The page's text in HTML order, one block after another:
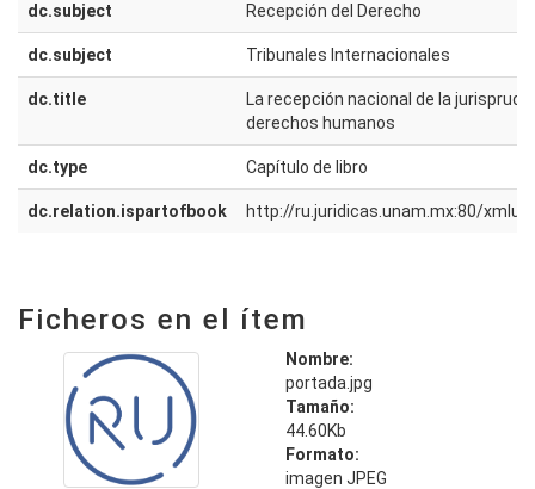
dc.subject Recepción del Derecho
dc.subject Tribunales Internacionales
dc.title
La recepción nacional de la
derechos humanos
dc.type Capítulo de libro
dc.relation.ispartofbook http://ru.juridicas.unam.mx:80/
Ficheros en el ítem
Nombre:
portada.jpg
Tamaño:
44.60Kb
Formato:
imagen JPEG